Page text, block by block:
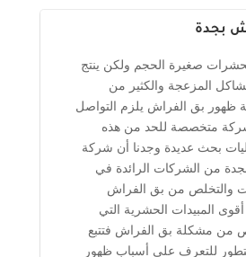
بجدة
صغيرة الحجم ولكن ينتج
المزعجة والكثير من
ظهور بق الفراش يلزم التواصل
متخصصة للحد من هذه
بحث عديدة وجدنا أن شركة
من الشركات الرائدة في
والتخلص من بق الفراش
المبيدات الحشرية التي
من مشكلة بق الفراش فتتبع
للتعرف على أسباب ظهور